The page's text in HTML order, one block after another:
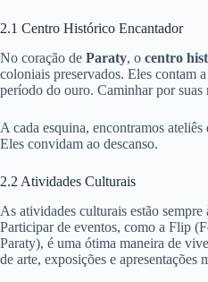
2.1 Centro Histórico Encantador
No coração de Paraty, o centro
coloniais preservados. Eles contam
período do ouro. Caminhar por
A cada esquina, encontramos ateliês
Eles convidam ao descanso.
2.2 Atividades Culturais
As atividades culturais estão sempre
Participar de eventos, como a Flip
Paraty), é uma ótima maneira de
de arte, exposições e apresentações